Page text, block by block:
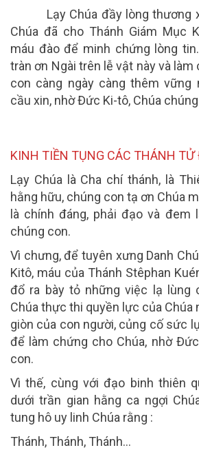
Lạy Chúa đầy lòng thương
Chúa đã cho Thánh Giám Mục
máu đào để minh chứng lòng
tràn ơn Ngài trên lễ vật này và
con càng ngày càng thêm vững
cầu xin, nhờ Đức Ki-tô, Chúa
KINH TIỀN TỤNG CÁC THÁNH TỬ
Lạy Chúa là Cha chí thánh, là
hằng hữu, chúng con tạ ơn Chúa
là chính đáng, phải đạo và đem
chúng con.
Vì chưng, để tuyên xưng Danh
Kitô, máu của Thánh Stêphan
đổ ra bày tỏ những việc lạ lùng
Chúa thực thi quyền lực của Chúa
giòn của con người, củng cố sức
để làm chứng cho Chúa, nhờ
con.
Vì thế, cùng với đạo binh thiên
dưới trần gian hằng ca ngợi
tung hô uy linh Chúa rằng :
Thánh, Thánh, Thánh…